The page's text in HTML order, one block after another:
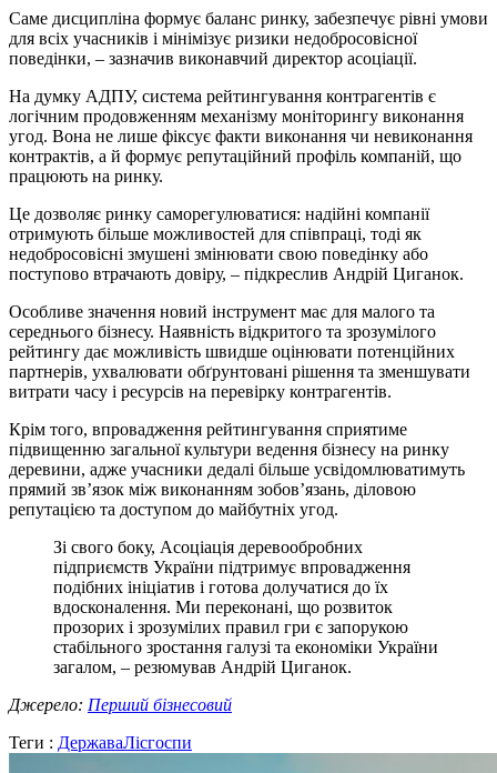
Саме дисципліна формує баланс ринку, забезпечує рівні умови
для всіх учасників і мінімізує ризики недобросовісної
поведінки, – зазначив виконавчий директор асоціації.
На думку АДПУ, система рейтингування контрагентів є
логічним продовженням механізму моніторингу виконання
угод. Вона не лише фіксує факти виконання чи невиконання
контрактів, а й формує репутаційний профіль компаній, що
працюють на ринку.
Це дозволяє ринку саморегулюватися: надійні компанії
отримують більше можливостей для співпраці, тоді як
недобросовісні змушені змінювати свою поведінку або
поступово втрачають довіру, – підкреслив Андрій Циганок.
Особливе значення новий інструмент має для малого та
середнього бізнесу. Наявність відкритого та зрозумілого
рейтингу дає можливість швидше оцінювати потенційних
партнерів, ухвалювати обґрунтовані рішення та зменшувати
витрати часу і ресурсів на перевірку контрагентів.
Крім того, впровадження рейтингування сприятиме
підвищенню загальної культури ведення бізнесу на ринку
деревини, адже учасники дедалі більше усвідомлюватимуть
прямий зв’язок між виконанням зобов’язань, діловою
репутацією та доступом до майбутніх угод.
Зі свого боку, Асоціація деревообробних
підприємств України підтримує впровадження
подібних ініціатив і готова долучатися до їх
вдосконалення. Ми переконані, що розвиток
прозорих і зрозумілих правил гри є запорукою
стабільного зростання галузі та економіки України
загалом, – резюмував Андрій Циганок.
Джерело: Перший бізнесовий
Теги : ДержаваЛісгоспи